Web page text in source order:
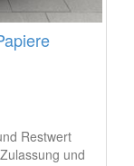
Restwert
und